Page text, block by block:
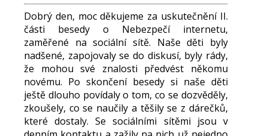
Dobrý den, moc děkujeme za uskutečnění II.
části besedy o Nebezpečí internetu,
zaměřené na sociální sítě. Naše děti byly
nadšené, zapojovaly se do diskusí, byly rády,
že mohou své znalosti předvést někomu
novému. Po skončení besedy si naše děti
ještě dlouho povídaly o tom, co se dozvěděly,
zkoušely, co se naučily a těšily se z dárečků,
které dostaly. Se sociálními sítěmi jsou v